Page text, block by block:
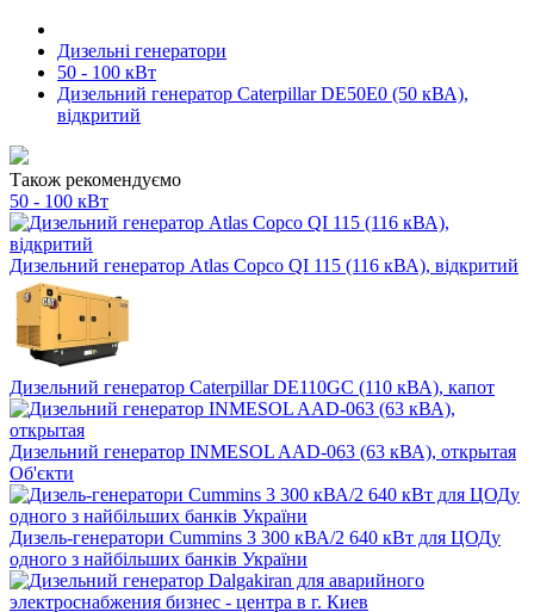
Дизельні генератори
50 - 100 кВт
Дизельний генератор Caterpillar DE50E0 (50 кВА),
відкритий
Також рекомендуємо
50 - 100 кВт
Дизельний генератор Atlas Copco QI 115 (116 кВА), відкритий
Дизельний генератор Caterpillar DE110GC (110 кВА), капот
Дизельний генератор INMESOL AAD-063 (63 кВА), открытая
Об'єкти
Дизель-генератори Cummins 3 300 кВА/2 640 кВт для ЦОДу
одного з найбільших банків України